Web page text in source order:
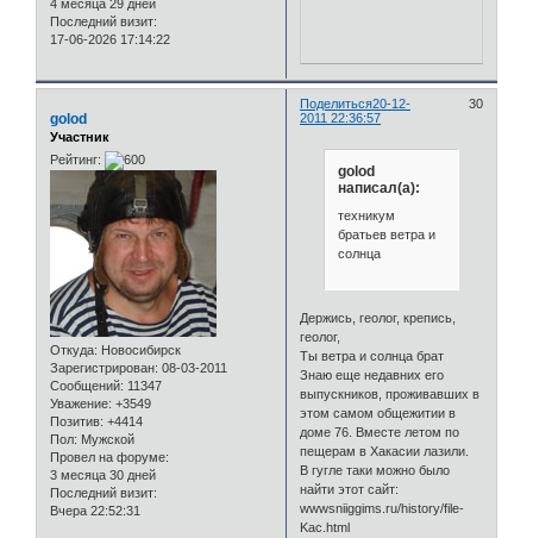
4 месяца 29 дней
Последний визит:
17-06-2026 17:14:22
Поделиться 30
20-12-
2011 22:36:57
golod
Участник
Рейтинг:
Откуда: Новосибирск
Зарегистрирован: 08-03-2011
Сообщений: 11347
Уважение: +3549
Позитив: +4414
Пол: Мужской
Провел на форуме:
3 месяца 30 дней
Последний визит:
Вчера 22:52:31
golod
написал(а):
техникум
братьев ветра и
солнца
Держись, геолог, крепись,
геолог,
Ты ветра и солнца брат
Знаю еще недавних его
выпускников, проживавших в
этом самом общежитии в
доме 76. Вместе летом по
пещерам в Хакасии лазили.
В гугле таки можно было
найти этот сайт:
wwwsniiggims.ru/history/file-
Kac.html